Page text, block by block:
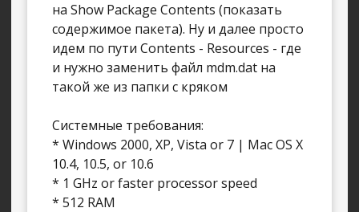
на Show Package Contents (показать
содержимое пакета). Ну и далее просто
идем по пути Contents - Resources - где
и нужно заменить файл mdm.dat на
такой же из папки с кряком
Системные требования:
* Windows 2000, XP, Vista or 7 | Mac OS X
10.4, 10.5, or 10.6
* 1 GHz or faster processor speed
* 512 RAM